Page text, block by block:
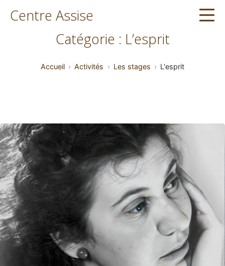
Centre Assise
Catégorie : L’esprit
Accueil Activités Les stages L'esprit